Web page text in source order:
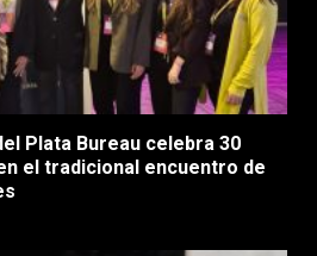
Plata Bureau celebra 30
el tradicional encuentro de